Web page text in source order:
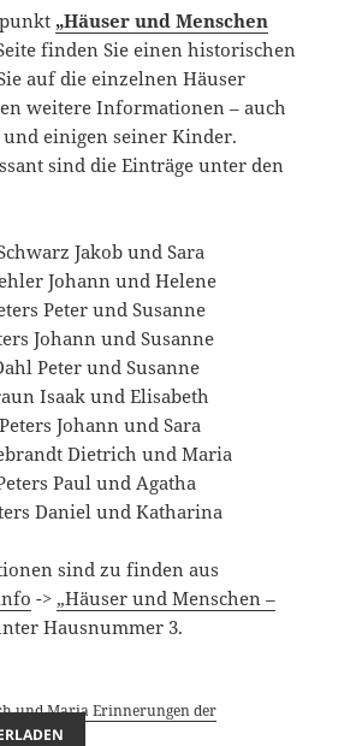
„Häuser und Menschen
finden Sie einen historischen
auf die einzelnen Häuser
weitere Informationen – auch
und einigen seiner Kinder.
sind die Einträge unter den
Jakob und Sara
Johann und Helene
Peter und Susanne
Johann und Susanne
Peter und Susanne
Isaak und Elisabeth
Johann und Sara
Dietrich und Maria
Paul und Agatha
Daniel und Katharina
sind zu finden aus
-> „Häuser und Menschen –
Hausnummer 3.
und Maria Erinnerungen der